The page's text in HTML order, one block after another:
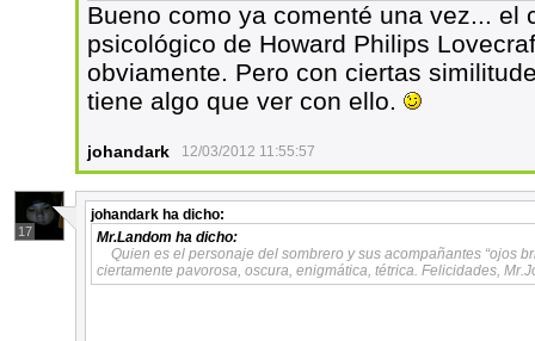
Bueno como ya comenté una vez... el
psicológico de Howard Philips
obviamente. Pero con ciertas
tiene algo que ver con ello.
johandark 12/03/2012 11:55:57
17
johandark ha dicho:
Mr.Landom ha dicho:
Quien es el personaje del sombrero y sus acompañantes “ojos
ciertamente pavorosa, oscura, enigmática, tétrica. Felicidades,